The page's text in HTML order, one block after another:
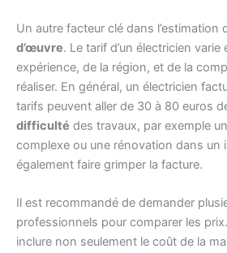
Un autre facteur clé dans l’estimation
d’œuvre. Le tarif d’un électricien
expérience, de la région, et de la
réaliser. En général, un électricien
tarifs peuvent aller de 30 à 80 euros
difficulté des travaux, par exemple
complexe ou une rénovation dans un
également faire grimper la facture.
Il est recommandé de demander
professionnels pour comparer les
inclure non seulement le coût de la